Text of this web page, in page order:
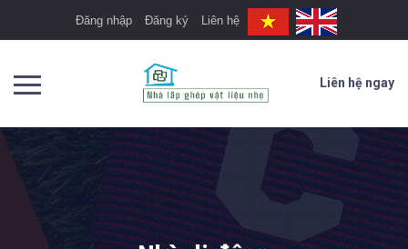
Đăng nhập Đăng ký Liên hệ
Liên hệ ngay